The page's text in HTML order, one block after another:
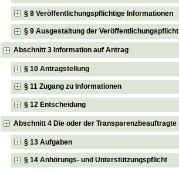
§ 8 Veröffentlichungspflichtige Informationen
§ 9 Ausgestaltung der Veröffentlichungspflicht
Abschnitt 3 Information auf Antrag
§ 10 Antragstellung
§ 11 Zugang zu Informationen
§ 12 Entscheidung
Abschnitt 4 Die oder der Transparenzbeauftragte
§ 13 Aufgaben
§ 14 Anhörungs- und Unterstützungspflicht